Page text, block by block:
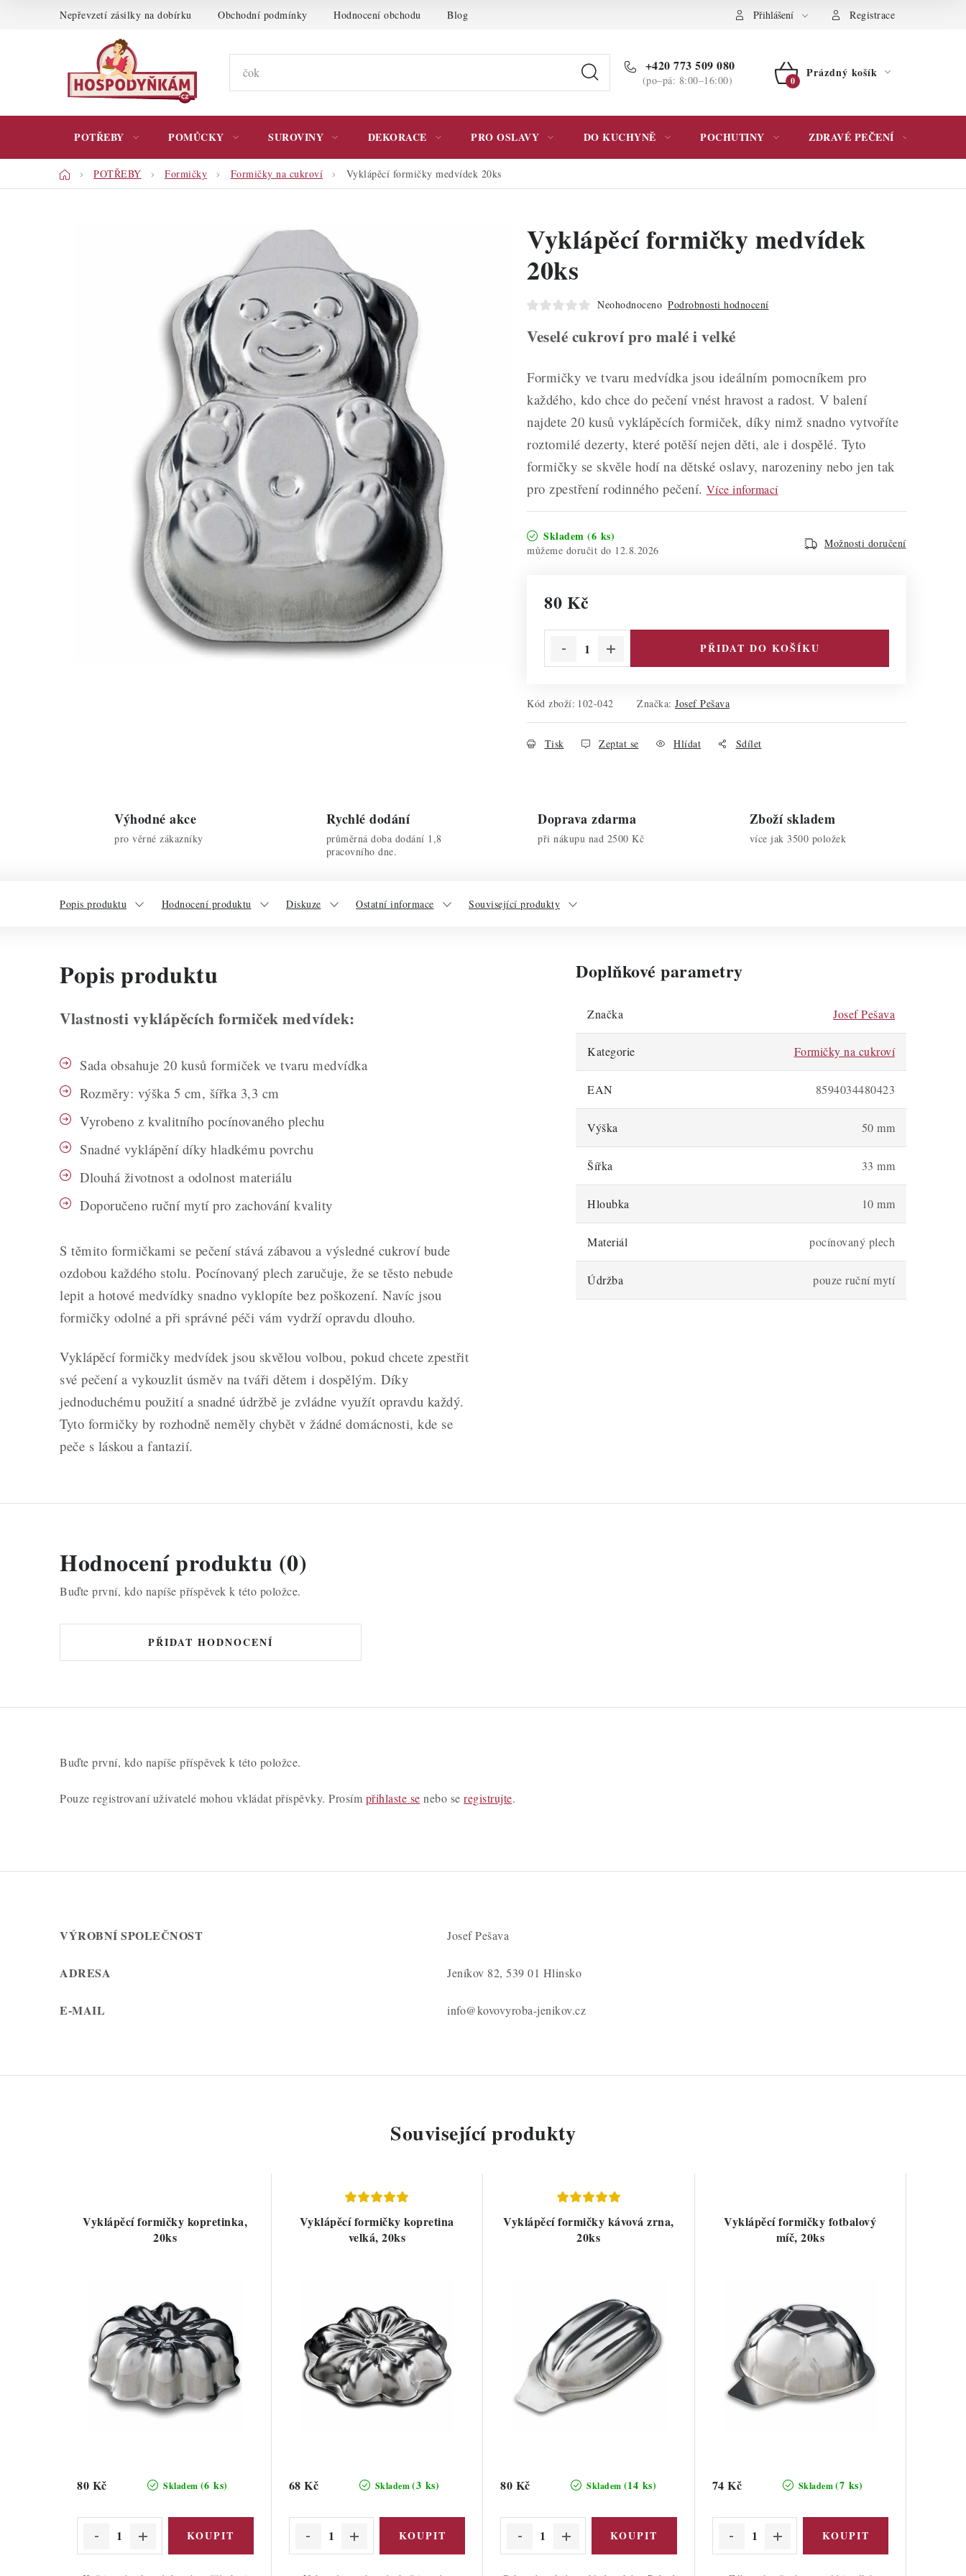
Nepřevzetí zásilky na dobírku Obchodní podmínky Hodnocení obchodu Blog Podmínky ochrany osobních údajů Přihlášení Registrace
+420 773 509 080
(po–pá: 8:00–16:00)
NÁKUPNÍ
Prázdný košík
POTŘEBY POMŮCKY SUROVINY DEKORACE PRO OSLAVY DO KUCHYNĚ POCHUTINY ZDRAVÉ PEČENÍ
DomůPOTŘEBY Formičky Formičky na cukroví Vyklápěcí formičky medvídek 20ks
Vyklápěcí formičky medvídek
20ks
Neohodnoceno Podrobnosti hodnocení
Veselé cukroví pro malé i velké
Formičky ve tvaru medvídka jsou ideálním pomocníkem pro
každého, kdo chce do pečení vnést hravost a radost. V balení
najdete 20 kusů vyklápěcích formiček, díky nimž snadno vytvoříte
roztomilé dezerty, které potěší nejen děti, ale i dospělé. Tyto
formičky se skvěle hodí na dětské oslavy, narozeniny nebo jen tak
pro zpestření rodinného pečení. Více informací
Skladem (6 ks)
12.8.2026
Možnosti doručení
80 Kč
PŘIDAT DO KOŠÍKU
Kód zboží: 102-042 Značka: Josef Pešava
Tisk Zeptat se Hlídat Sdílet
Výhodné akce
pro věrné zákazníky
Rychlé dodání
průměrná doba dodání 1,8
pracovního dne.
Doprava zdarma
při nákupu nad 2500 Kč
Zboží skladem
více jak 3500 položek
Popis produktu Hodnocení produktu Diskuze Ostatní informace Související produkty
Popis produktu
Vlastnosti vyklápěcích formiček medvídek:
Sada obsahuje 20 kusů formiček ve tvaru medvídka
Rozměry: výška 5 cm, šířka 3,3 cm
Vyrobeno z kvalitního pocínovaného plechu
Snadné vyklápění díky hladkému povrchu
Dlouhá životnost a odolnost materiálu
Doporučeno ruční mytí pro zachování kvality
S těmito formičkami se pečení stává zábavou a výsledné cukroví bude
ozdobou každého stolu. Pocínovaný plech zaručuje, že se těsto nebude
lepit a hotové medvídky snadno vyklopíte bez poškození. Navíc jsou
formičky odolné a při správné péči vám vydrží opravdu dlouho.
Vyklápěcí formičky medvídek jsou skvělou volbou, pokud chcete zpestřit
své pečení a vykouzlit úsměv na tváři dětem i dospělým. Díky
jednoduchému použití a snadné údržbě je zvládne využít opravdu každý.
Tyto formičky by rozhodně neměly chybět v žádné domácnosti, kde se
peče s láskou a fantazií.
Doplňkové parametry
Značka Josef Pešava
Kategorie Formičky na cukroví
EAN 8594034480423
Výška 50 mm
Šířka 33 mm
Hloubka 10 mm
Materiál pocínovaný plech
Údržba pouze ruční mytí
Hodnocení produktu (0)
Buďte první, kdo napíše příspěvek k této položce.
PŘIDAT HODNOCENÍ
Buďte první, kdo napíše příspěvek k této položce.
Pouze registrovaní uživatelé mohou vkládat příspěvky. Prosím přihlaste se nebo se registrujte.
VÝROBNÍ SPOLEČNOST Josef Pešava
ADRESA Jeníkov 82, 539 01 Hlinsko
E-MAIL info@kovovyroba-jenikov.cz
Související produkty
Vyklápěcí formičky kopretinka,
20ks
Skladem (6 ks)
80 Kč
Vyklápěcí formičky kopretina
velká, 20ks
Skladem(3 ks)
68 Kč
Vyklápěcí formičky kávová zrna,
20ks
Skladem (14 ks)
80 Kč
Vyklápěcí formičky fotbalový
míč, 20ks
Skladem(7 ks)
74 Kč